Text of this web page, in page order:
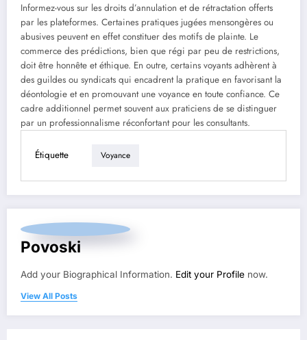
Informez-vous sur les droits d’annulation et de rétractation offerts
par les plateformes. Certaines pratiques jugées mensongères ou
abusives peuvent en effet constituer des motifs de plainte. Le
commerce des prédictions, bien que régi par peu de restrictions,
doit être honnête et éthique. En outre, certains voyants adhèrent à
des guildes ou syndicats qui encadrent la pratique en favorisant la
déontologie et en promouvant une voyance en toute confiance. Ce
cadre additionnel permet souvent aux praticiens de se distinguer
par un professionnalisme réconfortant pour les consultants.
Étiquette Voyance
Povoski
Add your Biographical Information. Edit your Profile now.
View All Posts